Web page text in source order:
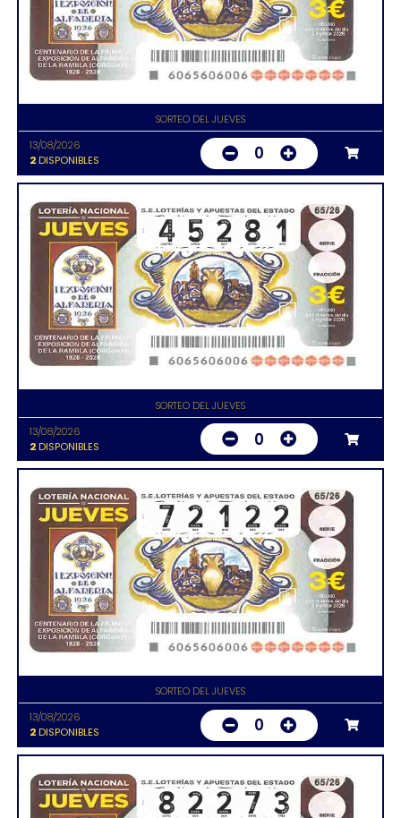
SORTEO DEL JUEVES
13/08/2026
2DISPONIBLES 0
SORTEO DEL JUEVES
13/08/2026
2DISPONIBLES 0
SORTEO DEL JUEVES
13/08/2026
2DISPONIBLES 0